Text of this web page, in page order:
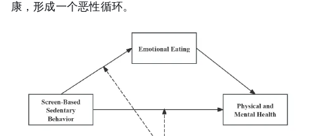
康，形成一个恶性循环。